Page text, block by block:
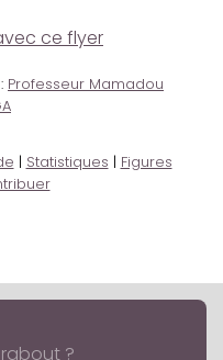
ce flyer
Professeur Mamadou
| Statistiques | Figures
?